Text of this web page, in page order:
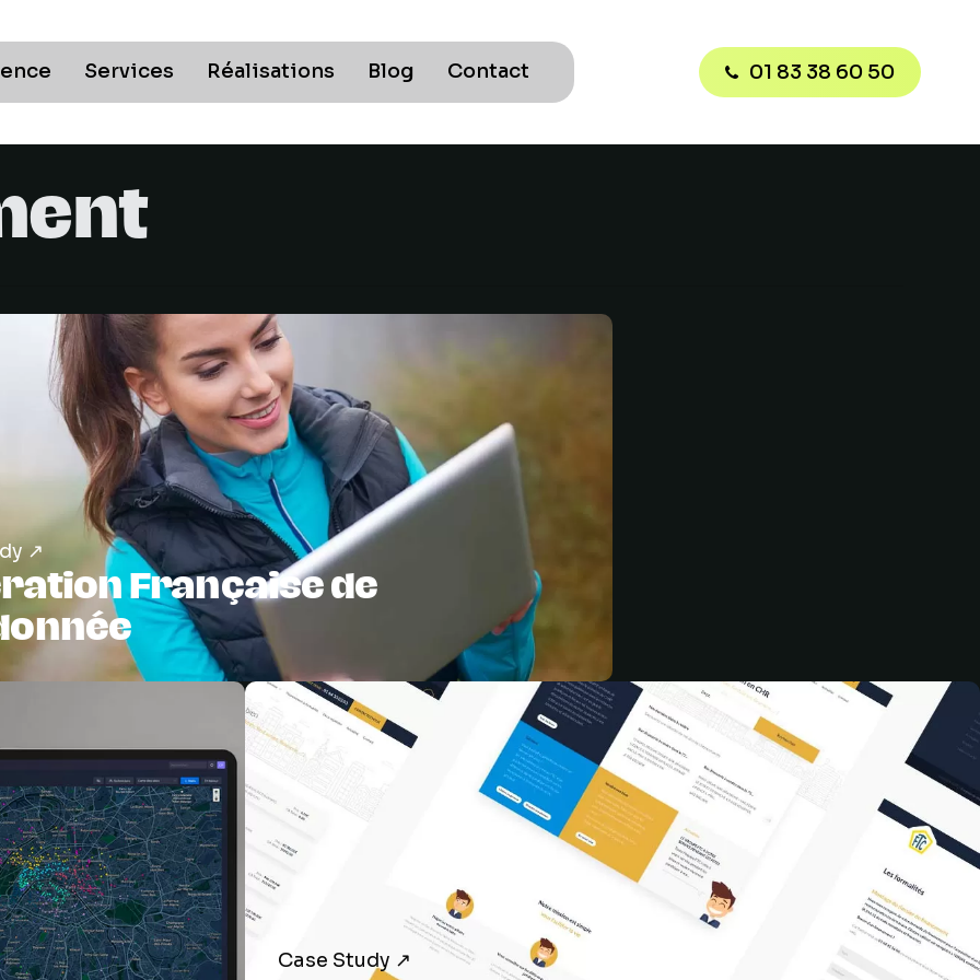
Services Réalisations Blog Contact 01 83 38 60 50
↗
Française de
Case Study ↗